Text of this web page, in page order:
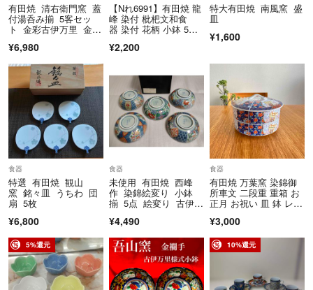
有田焼 清右衛門窯 蓋
付湯呑み揃 5客セッ
ト 金彩古伊万里 金襴
¥6,980
【Nれ6991】有田焼 龍
峰 染付 枇杷文和食
器 染付 花柄 小鉢 5枚
¥2,200
特大有田焼 南風窯 盛
皿
¥1,600
食器
特選 有田焼 観山
窯 銘々皿 うちわ 団
扇 5枚
¥6,800
食器
未使用 有田焼 西峰
作 染錦絵変り 小鉢
揃 5点 絵変り 古伊万
彩 深皿 食器 和食
¥4,490
食器
有田焼 万葉窯 染錦御
所車文 二段重 重箱 お
正月 お祝い 皿 鉢 レト
¥3,000
5%還元 10%還元